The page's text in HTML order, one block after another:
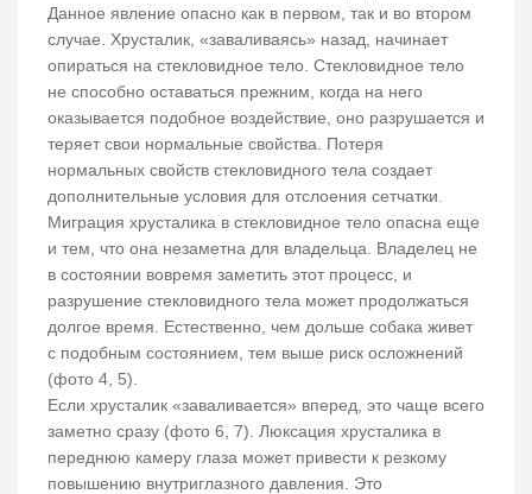
Данное явление опасно как в первом, так и во втором
случае. Хрусталик, «заваливаясь» назад, начинает
опираться на стекловидное тело. Стекловидное тело
не способно оставаться прежним, когда на него
оказывается подобное воздействие, оно разрушается и
теряет свои нормальные свойства. Потеря
нормальных свойств стекловидного тела создает
дополнительные условия для отслоения сетчатки.
Миграция хрусталика в стекловидное тело опасна еще
и тем, что она незаметна для владельца. Владелец не
в состоянии вовремя заметить этот процесс, и
разрушение стекловидного тела может продолжаться
долгое время. Естественно, чем дольше собака живет
с подобным состоянием, тем выше риск осложнений
(фото 4, 5).
Если хрусталик «заваливается» вперед, это чаще всего
заметно сразу (фото 6, 7). Люксация хрусталика в
переднюю камеру глаза может привести к резкому
повышению внутриглазного давления. Это